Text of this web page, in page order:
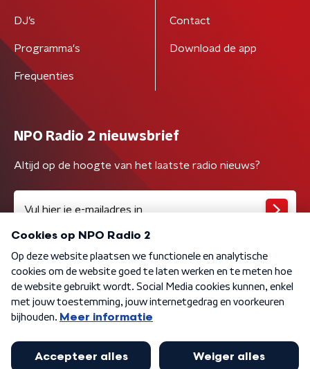
DJ’s
Programma's
Frequenties
Contact
Download de app
NPO Radio 2 nieuwsbrief
Altijd op de hoogte van het laatste radio nieuws?
Algemene voorwaarden